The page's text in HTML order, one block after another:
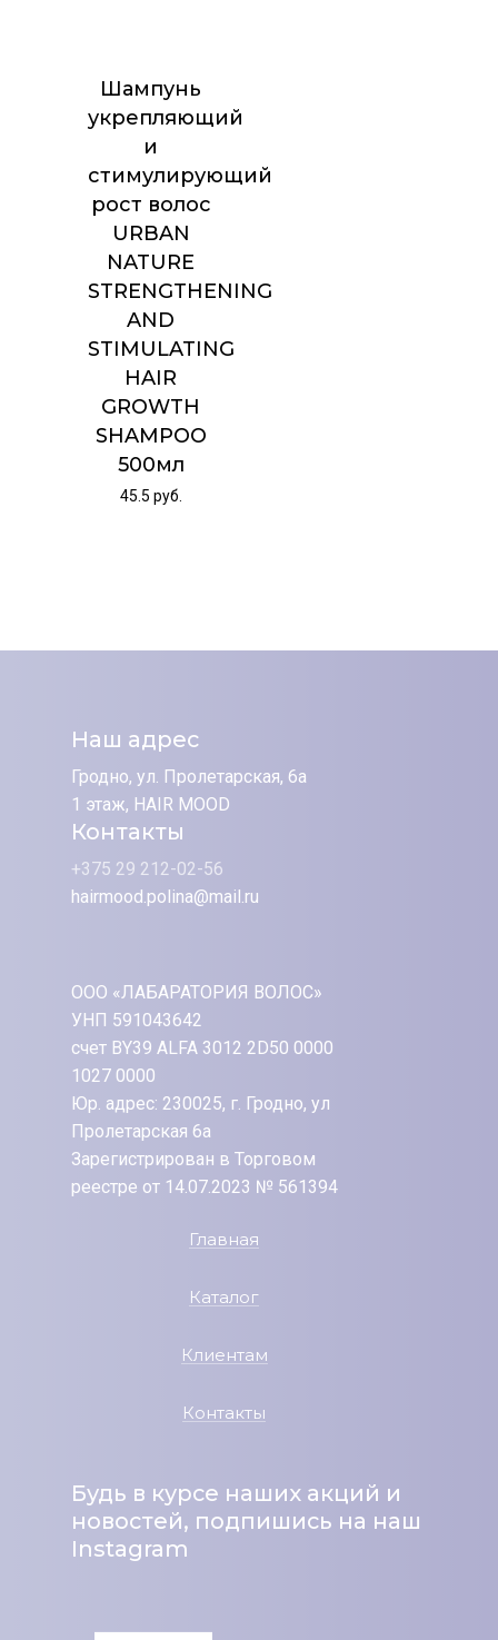
Шампунь
укрепляющий
и
стимулирующий
рост волос
URBAN
NATURE
STRENGTHENING
AND
STIMULATING
HAIR
GROWTH
SHAMPOO
500мл
45.5 руб.
Наш адрес
Гродно, ул. Пролетарская, 6а
1 этаж, HAIR MOOD
Контакты
+375 29 212-02-56
hairmood.polina@mail.ru
ООО «ЛАБАРАТОРИЯ ВОЛОС»
УНП 591043642
счет BY39 ALFA 3012 2D50 0000
1027 0000
Юр. адрес: 230025, г. Гродно, ул
Пролетарская 6а
Зарегистрирован в Торговом
реестре от 14.07.2023 № 561394
Главная
Каталог
Клиентам
Контакты
Будь в курсе наших акций и
новостей, подпишись на наш
Instagram